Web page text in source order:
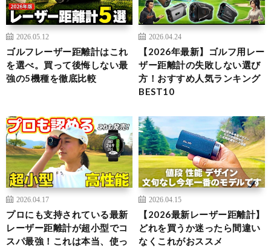
2026.05.12
ゴルフレーザー距離計はこれ
を選べ。買って後悔しない最
強の5機種を徹底比較
2026.04.24
【2026年最新】ゴルフ用レー
ザー距離計の失敗しない選び
方！おすすめ人気ランキング
BEST10
2026.04.17
プロにも支持されている最新
レーザー距離計が超小型でコ
スパ最強！これは本当、使っ
2026.04.15
【2026最新レーザー距離計】
どれを買うか迷ったら間違い
なくこれがおススメ